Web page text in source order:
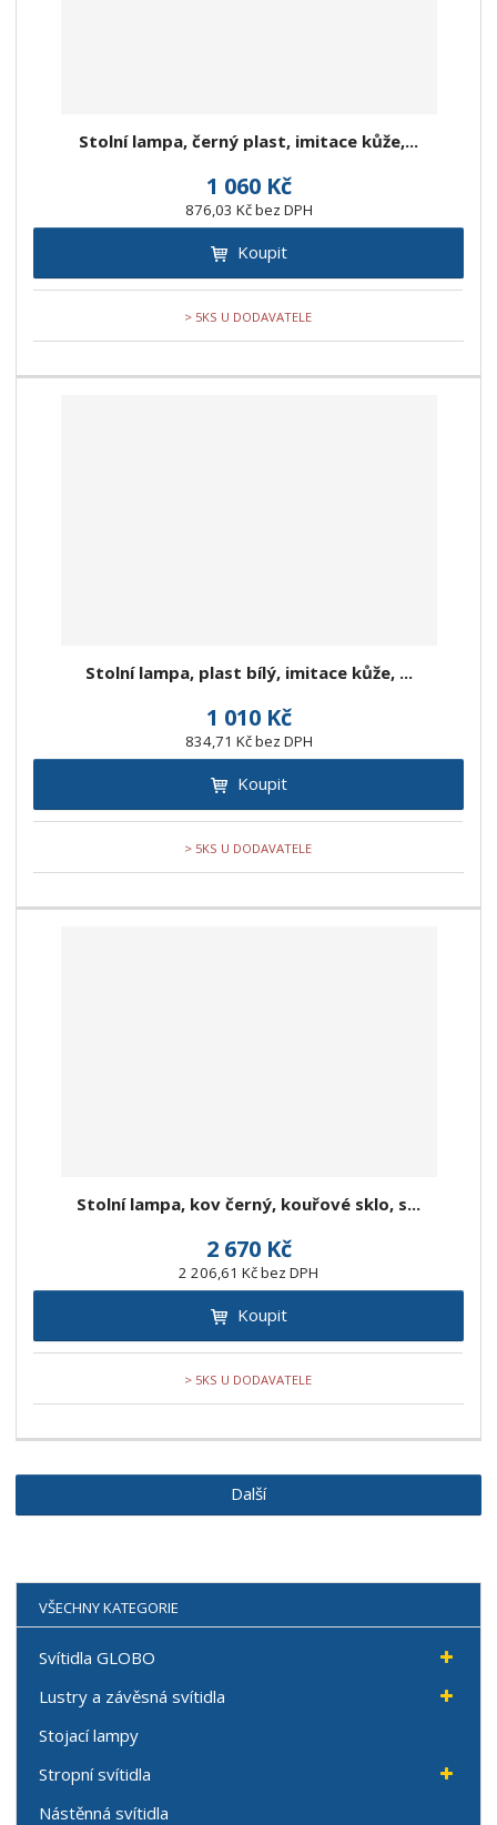
Stolní lampa, černý plast, imitace kůže,...
1 060 Kč
876,03 Kč bez DPH
Koupit
> 5KS U DODAVATELE
Stolní lampa, plast bílý, imitace kůže, ...
1 010 Kč
834,71 Kč bez DPH
Koupit
> 5KS U DODAVATELE
Stolní lampa, kov černý, kouřové sklo, s...
2 670 Kč
2 206,61 Kč bez DPH
Koupit
> 5KS U DODAVATELE
Další
VŠECHNY KATEGORIE
Svítidla GLOBO
Lustry a závěsná svítidla
Stojací lampy
Stropní svítidla
Nástěnná svítidla